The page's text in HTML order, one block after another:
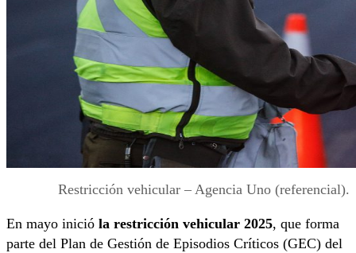
Restricción vehicular – Agencia Uno (referencial).
En mayo inició la restricción vehicular 2025, que forma
parte del Plan de Gestión de Episodios Críticos (GEC) del